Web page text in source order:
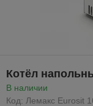
Котёл
В наличии
Код: Лемакс Eurosit